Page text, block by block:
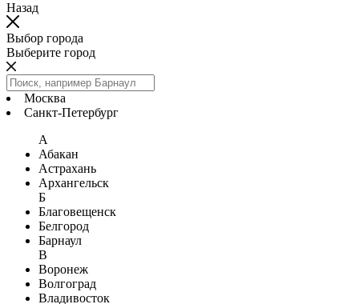
Назад
Выбор города
Выберите город
Москва
Санкт-Петербург
А
Абакан
Астрахань
Архангельск
Б
Благовещенск
Белгород
Барнаул
В
Воронеж
Волгоград
Владивосток